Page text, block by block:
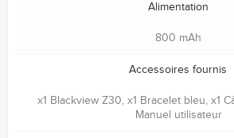
Alimentation
800 mAh
Accessoires fournis
x1 Blackview Z30, x1 Bracelet bleu, x1
Manuel utilisateur